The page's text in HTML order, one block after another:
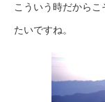
こういう時だから
たいですね。